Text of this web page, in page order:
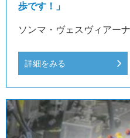
歩です！」
ソンマ・ヴェスヴィアー
詳細をみる